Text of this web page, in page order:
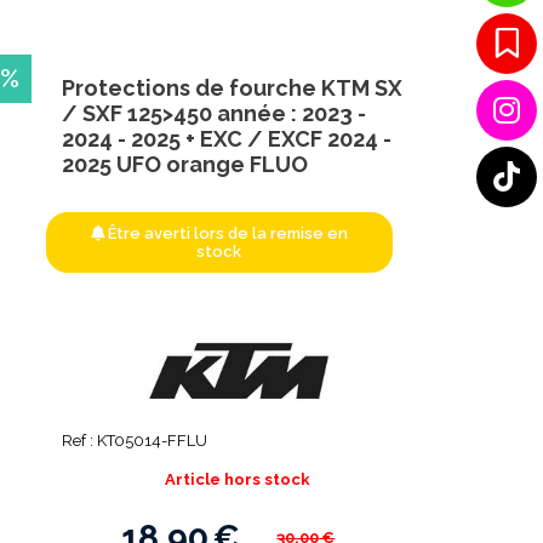
Ref : KT05014-FFLU
30,00€
Article hors stock
Protections de fourche KTM SX
/ SXF 125>450 année : 2023 -
2024 - 2025 + EXC / EXCF 2024 -
2025 UFO orange FLUO
Être averti lors de la remise en
stock